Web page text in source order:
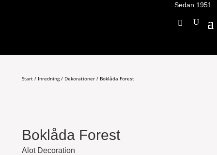
Sedan 1951
Start/ Inredning/ Dekorationer/ Boklåda Forest
Boklåda Forest
Alot Decoration